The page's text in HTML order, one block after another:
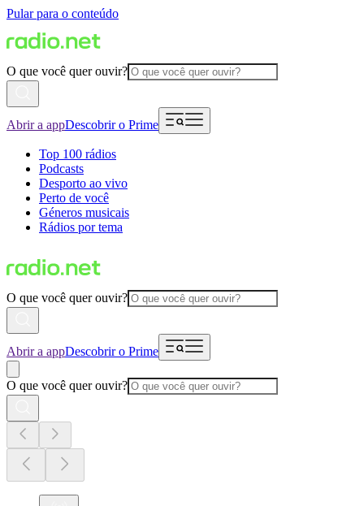
Pular para o conteúdo
O que você quer ouvir?
Abrir a appDescobrir o Prime
Top 100 rádios
Podcasts
Desporto ao vivo
Perto de você
Géneros musicais
Rádios por tema
O que você quer ouvir?
Abrir a appDescobrir o Prime
O que você quer ouvir?